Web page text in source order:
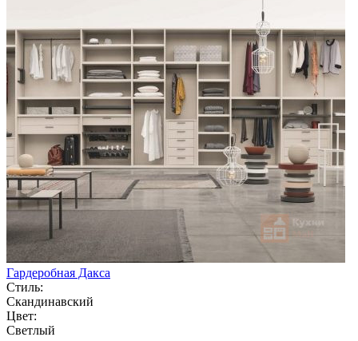
Гардеробная Дакса
Стиль:
Скандинавский
Цвет:
Светлый